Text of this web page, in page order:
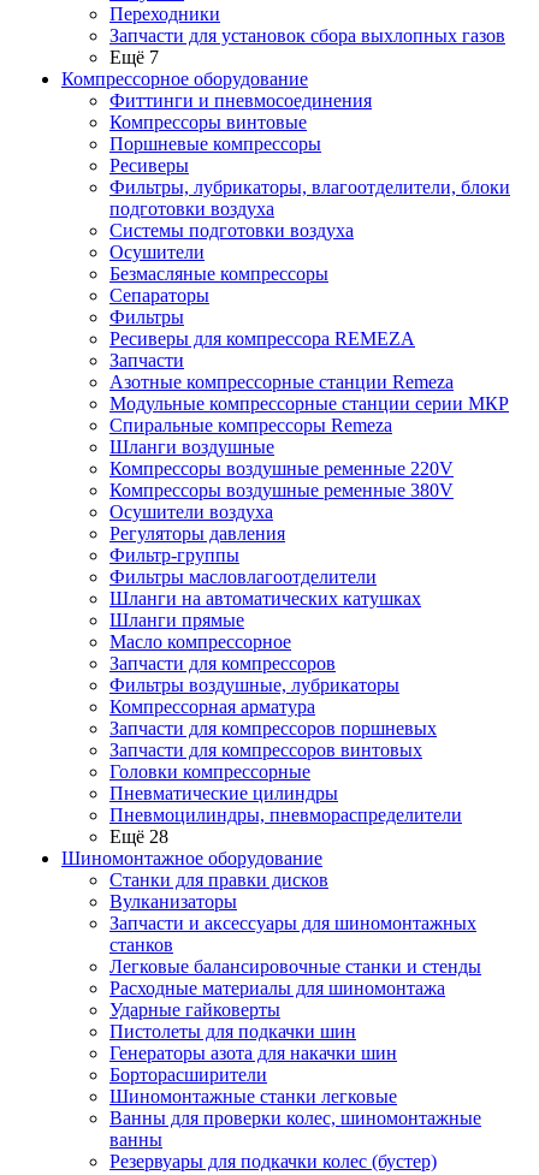
Переходники
Запчасти для установок сбора выхлопных газов
Ещё 7
Компрессорное оборудование
Фиттинги и пневмосоединения
Компрессоры винтовые
Поршневые компрессоры
Ресиверы
Фильтры, лубрикаторы, влагоотделители, блоки
подготовки воздуха
Системы подготовки воздуха
Осушители
Безмасляные компрессоры
Сепараторы
Фильтры
Ресиверы для компрессора REMEZA
Запчасти
Азотные компрессорные станции Remeza
Модульные компрессорные станции серии МКР
Спиральные компрессоры Remeza
Шланги воздушные
Компрессоры воздушные ременные 220V
Компрессоры воздушные ременные 380V
Осушители воздуха
Регуляторы давления
Фильтр-группы
Фильтры масловлагоотделители
Шланги на автоматических катушках
Шланги прямые
Масло компрессорное
Запчасти для компрессоров
Фильтры воздушные, лубрикаторы
Компрессорная арматура
Запчасти для компрессоров поршневых
Запчасти для компрессоров винтовых
Головки компрессорные
Пневматические цилиндры
Пневмоцилиндры, пневмораспределители
Ещё 28
Шиномонтажное оборудование
Станки для правки дисков
Вулканизаторы
Запчасти и аксессуары для шиномонтажных
станков
Легковые балансировочные станки и стенды
Расходные материалы для шиномонтажа
Ударные гайковерты
Пистолеты для подкачки шин
Генераторы азота для накачки шин
Борторасширители
Шиномонтажные станки легковые
Ванны для проверки колес, шиномонтажные
ванны
Резервуары для подкачки колес (бустер)